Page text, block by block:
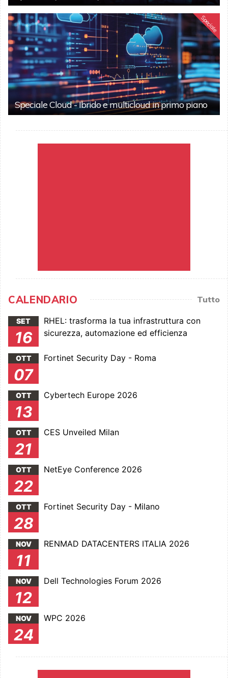
Speciale
Speciale Cloud - Ibrido e multicloud in primo piano
CALENDARIO Tutto
SET
16
RHEL: trasforma la tua infrastruttura con
sicurezza, automazione ed efficienza
OTT
07
Fortinet Security Day - Roma
OTT
13
Cybertech Europe 2026
OTT
21
CES Unveiled Milan
OTT
22
NetEye Conference 2026
OTT
28
Fortinet Security Day - Milano
NOV
11
RENMAD DATACENTERS ITALIA 2026
NOV
12
Dell Technologies Forum 2026
NOV
24
WPC 2026